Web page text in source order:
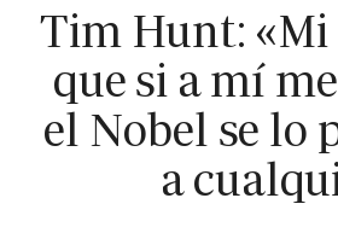
Tim Hunt:
que si a mí
el Nobel se lo
a